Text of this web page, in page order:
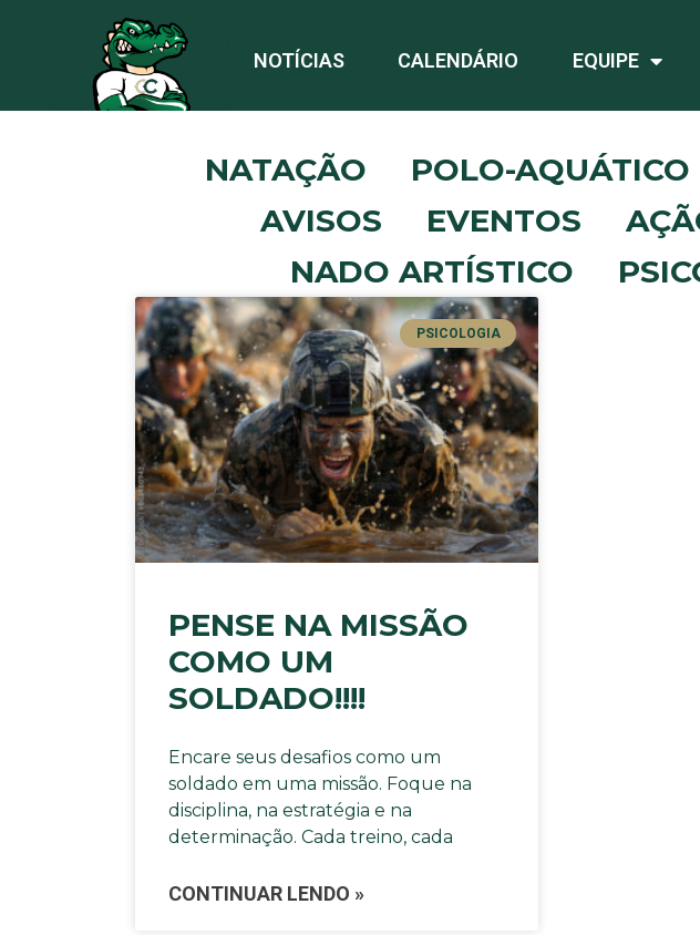
NOTÍCIAS CALENDÁRIO EQUIPE
NATAÇÃO POLO-AQUÁTICO
AVISOS
EVENTOS
NADO ARTÍSTICO
PSICOLOGIA
PENSE NA MISSÃO
COMO UM
SOLDADO!!!!
Encare seus desafios como um
soldado em uma missão. Foque na
disciplina, na estratégia e na
determinação. Cada treino, cada
CONTINUAR LENDO »